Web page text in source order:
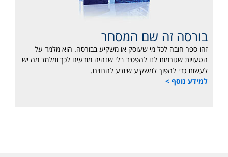
בורסה זה שם המסחר
זהו ספר חובה לכל מי שעוסק או משקיע בבורסה. הוא מלמד על
הטעויות שגורמות לנו להפסיד בלי שנהיה מודעים לכך ומלמד מה יש
לעשות כדי להפוך למשקיע שיודע להרוויח.
למידע נוסף >